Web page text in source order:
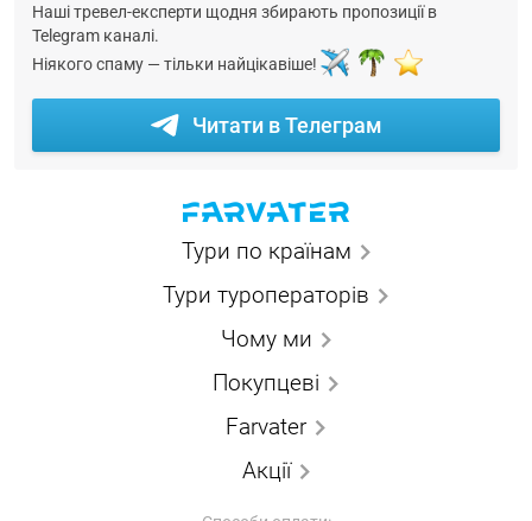
Наші тревел-експерти щодня збирають пропозиції в
Telegram каналі.
Ніякого спаму — тільки найцікавіше!
Читати в Телеграм
Тури по країнам
Тури туроператорів
Чому ми
Покупцеві
Farvater
Акції